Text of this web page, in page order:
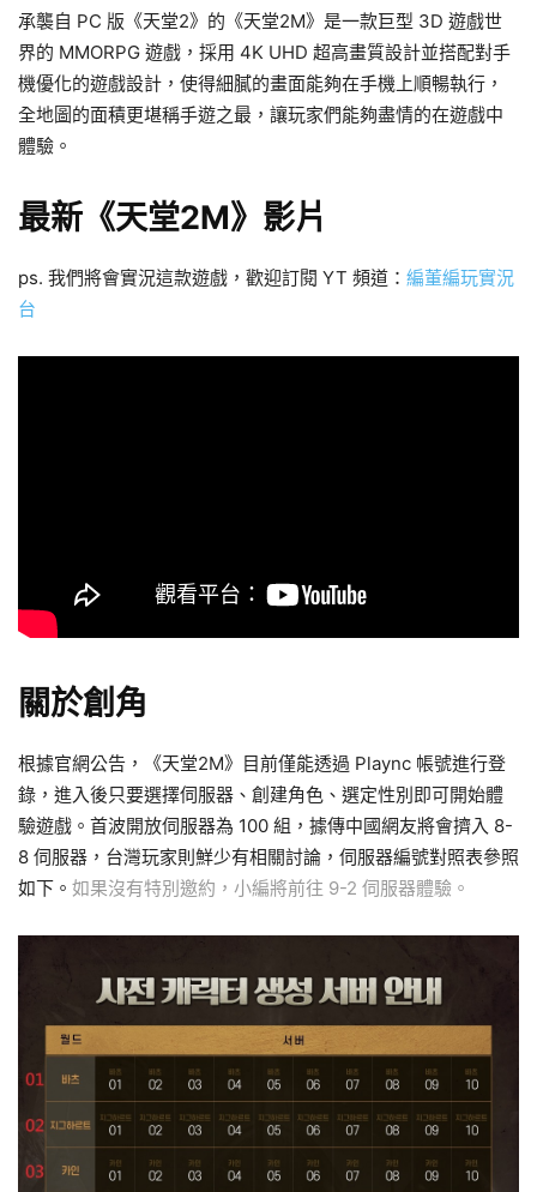
承襲自 PC 版《天堂2》的《天堂2M》是一款巨型 3D 遊戲世
界的 MMORPG 遊戲，採用 4K UHD 超高畫質設計並搭配對手
機優化的遊戲設計，使得細膩的畫面能夠在手機上順暢執行，
全地圖的面積更堪稱手遊之最，讓玩家們能夠盡情的在遊戲中
體驗。
最新《天堂2M》影片
ps. 我們將會實況這款遊戲，歡迎訂閱 YT 頻道： 編董編玩實況
台
關於創角
根據官網公告，《天堂2M》目前僅能透過 Plaync 帳號進行登
錄，進入後只要選擇伺服器、創建角色、選定性別即可開始體
驗遊戲。首波開放伺服器為 100 組，據傳中國網友將會擠入 8-
8 伺服器，台灣玩家則鮮少有相關討論，伺服器編號對照表參照
如下。 如果沒有特別邀約，小編將前往 9-2 伺服器體驗。